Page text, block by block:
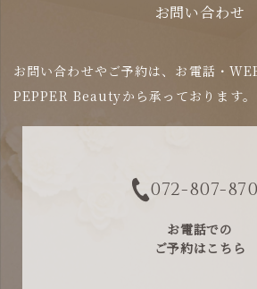
お問い合わせ
お問い合わせやご予約は、お電話・
PEPPER Beautyから承っております。
072-807-
お電話での
ご予約はこちら